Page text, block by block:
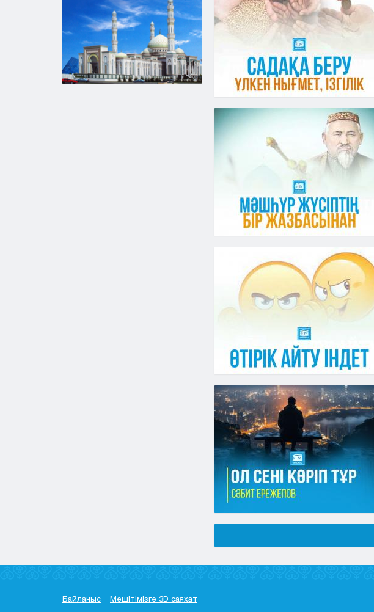
Байланыс Мешітімізге 3D саяхат